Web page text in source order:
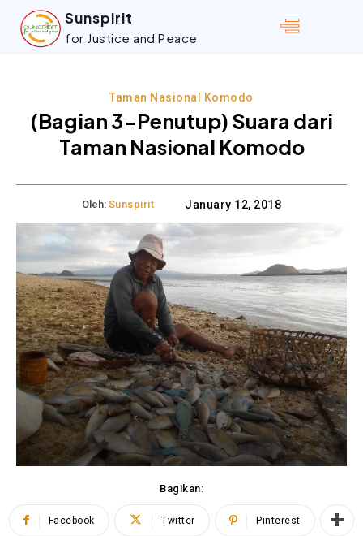
Sunspirit
for Justice and Peace
Taman Nasional Komodo
(Bagian 3-Penutup) Suara dari
Taman Nasional Komodo
Oleh: Sunspirit January 12, 2018
Bagikan:
Facebook Twitter Pinterest